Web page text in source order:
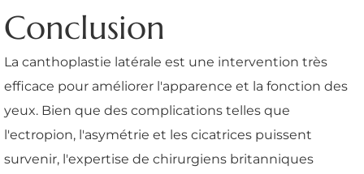
Conclusion
La canthoplastie latérale est une intervention très
efficace pour améliorer l'apparence et la fonction des
yeux. Bien que des complications telles que
l'ectropion, l'asymétrie et les cicatrices puissent
survenir, l'expertise de chirurgiens britanniques